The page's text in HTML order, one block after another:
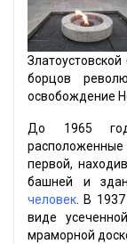
борцов
освобождение
До 1965
расположенные
первой,
башней и
человек. В 1937
виде
мраморной